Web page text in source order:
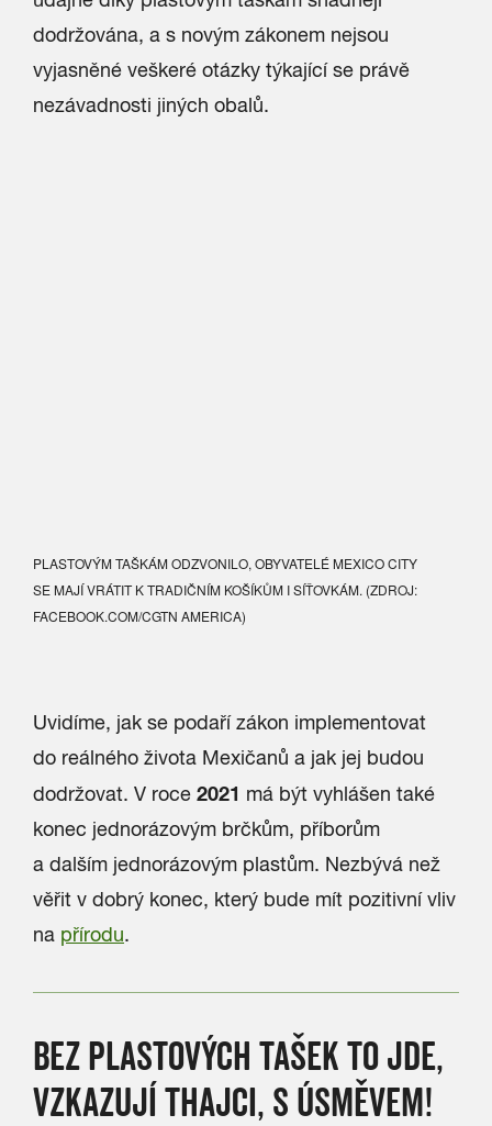
dodržována, a s novým zákonem nejsou
vyjasněné veškeré otázky týkající se právě
nezávadnosti jiných obalů.
PLASTOVÝM TAŠKÁM ODZVONILO, OBYVATELÉ MEXICO CITY
SE MAJÍ VRÁTIT K TRADIČNÍM KOŠÍKŮM I SÍŤOVKÁM. (ZDROJ:
FACEBOOK.COM/CGTN AMERICA)
Uvidíme, jak se podaří zákon implementovat
do reálného života Mexičanů a jak jej budou
dodržovat. V roce 2021 má být vyhlášen také
konec jednorázovým brčkům, příborům
a dalším jednorázovým plastům. Nezbývá než
věřit v dobrý konec, který bude mít pozitivní vliv
na přírodu.
BEZ PLASTOVÝCH TAŠEK TO JDE,
VZKAZUJÍ THAJCI, S ÚSMĚVEM!